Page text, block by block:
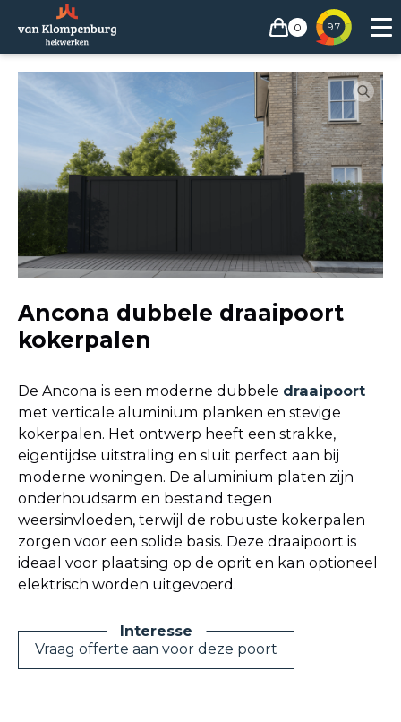
0 9.7
Ancona dubbele draaipoort
kokerpalen
De Ancona is een moderne dubbele draaipoort
met verticale aluminium planken en stevige
kokerpalen. Het ontwerp heeft een strakke,
eigentijdse uitstraling en sluit perfect aan bij
moderne woningen. De aluminium platen zijn
onderhoudsarm en bestand tegen
weersinvloeden, terwijl de robuuste kokerpalen
zorgen voor een solide basis. Deze draaipoort is
ideaal voor plaatsing op de oprit en kan optioneel
elektrisch worden uitgevoerd.
Vraag offerte aan voor deze poort